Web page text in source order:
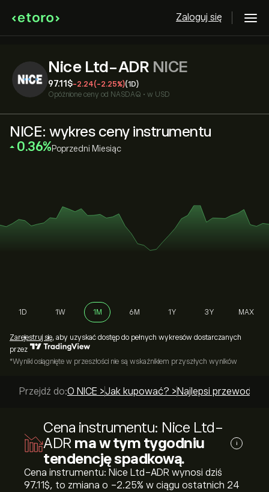
Zaloguj się
Nice Ltd-ADR NICE
97.11‎$‎-2.24(-2.25%)(1D)
Opóźnione ceny od NASDAQ • w USD
NICE: wykres ceny instrumentu
‎0.36‎ Poprzedni Miesiąc
1D 1W 1M 6M 1Y 3Y MAX
Zarejestruj się, aby uzyskać dostęp do pełnych wykresów dostarczanych
przez
*Wyniki osiągnięte w przeszłości nie są wskaźnikiem przyszłych wyników
Przejdź do:O NICE >Jak kupować? > Najlepsi
Cena instrumentu: Nice Ltd-
ADR ma w tym tygodniu
tendencję spadkową.
i
Cena instrumentu: Nice Ltd-ADR wynosi dziś
97.11‎$‎, to zmiana o ‎-2.25‎% w ciągu ostatnich 24